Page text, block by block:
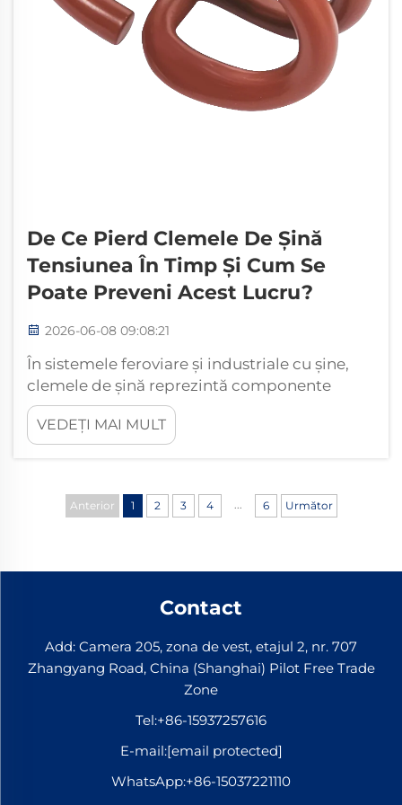
De Ce Pierd Clemele De Șină
Tensiunea În Timp Și Cum Se
Poate Preveni Acest Lucru?
2026-06-08 09:08:21
În sistemele feroviare și industriale cu șine,
clemele de șină reprezintă componente
esențiale de fixare care mențin șinele strâns
fixate de traversă sau de plăcile de bază,
asigurând geometria și stabilitatea întregii
funcționează corect...
VEDEȚI MAI MULT
Anterior 1 2 3 4 6 Următor
Contact
Add: Camera 205, zona de vest, etajul 2, nr. 707
Zhangyang Road, China (Shanghai) Pilot Free Trade
Zone
Tel:+86-15937257616
E-mail:[email protected]
WhatsApp:+86-15037221110